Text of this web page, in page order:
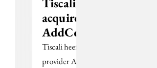
acquireert
AddCom
Tiscali heeft de Duitse
provider AddCom